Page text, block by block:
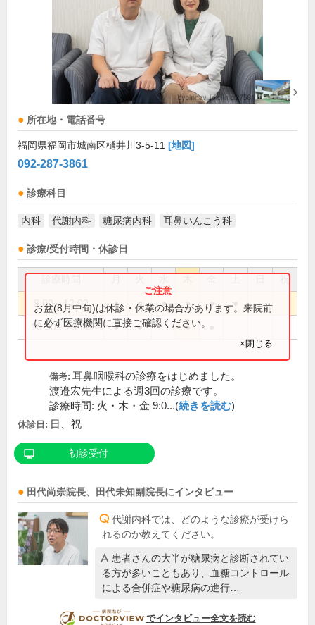
所在地・電話番号
福岡県福岡市城南区樋井川3-5-11 [地図]
092-287-3861
診療科目
内科 代謝内科 糖尿病内科 耳鼻いんこう科
診療/受付時間・休診日
祝
9:00～12:00 ● ● ● ● ●
13:30～20:00 ● ● ●
お盆(8月中旬)は休診・休業の場合があります。来院前
に必ず医療機関に直接ご確認ください。
×閉じる
備考: 耳鼻咽喉科の診療をはじめました。
渡邉宏先生による週3回の診療です。
診療時間: 火・木・金 9:0...(続きを読む)
休診日: 日、祝
初診受付
田代尚崇院長、 田代未知副院長にインタビュー
代謝内科では、どのような診療が受けら
れるのか教えてください。
患者さんの大半が糖尿病と診断されてい
る方が多いこともあり、血糖コントロール
による合併症や糖尿病の進行…
DOCTORVIEW
でインタビュー全文を読む